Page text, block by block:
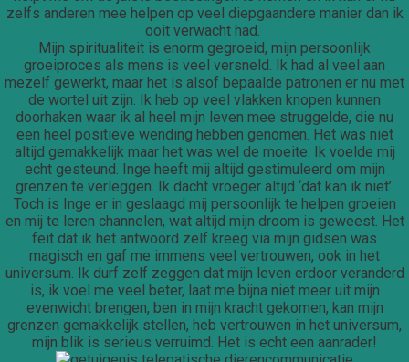
zelfs anderen mee helpen op veel diepgaandere manier dan ik
ooit verwacht had.
Mijn spiritualiteit is enorm gegroeid, mijn persoonlijk
groeiproces als mens is veel versneld. Ik had al veel aan
mezelf gewerkt, maar het is alsof bepaalde patronen er nu met
de wortel uit zijn. Ik heb op veel vlakken knopen kunnen
doorhaken waar ik al heel mijn leven mee struggelde, die nu
een heel positieve wending hebben genomen. Het was niet
altijd gemakkelijk maar het was wel de moeite. Ik voelde mij
echt gesteund. Inge heeft mij altijd gestimuleerd om mijn
grenzen te verleggen. Ik dacht vroeger altijd ‘dat kan ik niet’.
Toch is Inge er in geslaagd mij persoonlijk te helpen groeien
en mij te leren channelen, wat altijd mijn droom is geweest. Het
feit dat ik het antwoord zelf kreeg via mijn gidsen was
magisch en gaf me immens veel vertrouwen, ook in het
universum. Ik durf zelf zeggen dat mijn leven erdoor veranderd
is, ik voel me veel beter, laat me bijna niet meer uit mijn
evenwicht brengen, ben in mijn kracht gekomen, kan mijn
grenzen gemakkelijk stellen, heb vertrouwen in het universum,
mijn blik is serieus verruimd. Het is echt een aanrader!